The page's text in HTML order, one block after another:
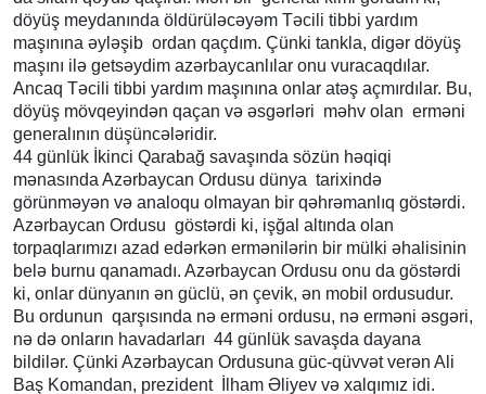
döyüş meydanında öldürüləcəyəm Təcili tibbi yardım
maşınına əyləşib ordan qaçdım. Çünki tankla, digər döyüş
maşını ilə getsəydim azərbaycanlılar onu vuracaqdılar.
Ancaq Təcili tibbi yardım maşınına onlar atəş açmırdılar. Bu,
döyüş mövqeyindən qaçan və əsgərləri məhv olan erməni
generalının düşüncələridir.
44 günlük İkinci Qarabağ savaşında sözün həqiqi
mənasında Azərbaycan Ordusu dünya tarixində
görünməyən və analoqu olmayan bir qəhrəmanlıq göstərdi.
Azərbaycan Ordusu göstərdi ki, işğal altında olan
torpaqlarımızı azad edərkən ermənilərin bir mülki əhalisinin
belə burnu qanamadı. Azərbaycan Ordusu onu da göstərdi
ki, onlar dünyanın ən güclü, ən çevik, ən mobil ordusudur.
Bu ordunun qarşısında nə erməni ordusu, nə erməni əsgəri,
nə də onların havadarları 44 günlük savaşda dayana
bildilər. Çünki Azərbaycan Ordusuna güc-qüvvət verən Ali
Baş Komandan, prezident İlham Əliyev və xalqımız idi.